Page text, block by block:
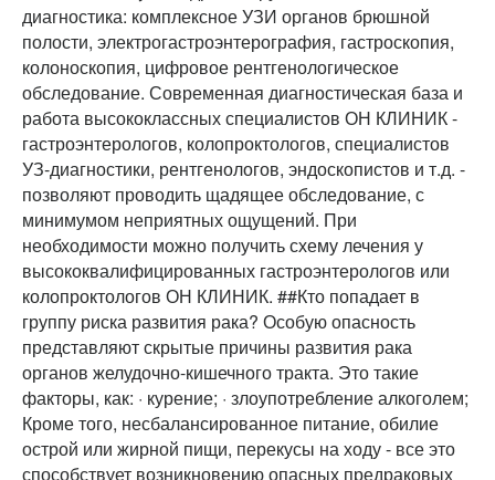
диагностика: комплексное УЗИ органов брюшной
полости, электрогастроэнтерография, гастроскопия,
колоноскопия, цифровое рентгенологическое
обследование. Современная диагностическая база и
работа высококлассных специалистов ОН КЛИНИК -
гастроэнтерологов, колопроктологов, специалистов
УЗ-диагностики, рентгенологов, эндоскопистов и т.д. -
позволяют проводить щадящее обследование, с
минимумом неприятных ощущений. При
необходимости можно получить схему лечения у
высококвалифицированных гастроэнтерологов или
колопроктологов ОН КЛИНИК. ##Кто попадает в
группу риска развития рака? Особую опасность
представляют скрытые причины развития рака
органов желудочно-кишечного тракта. Это такие
факторы, как: · курение; · злоупотребление алкоголем;
Кроме того, несбалансированное питание, обилие
острой или жирной пищи, перекусы на ходу - все это
способствует возникновению опасных предраковых